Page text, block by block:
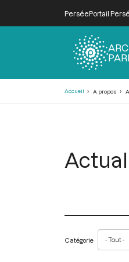
PerséePortail
Accueil A propos
Catégorie